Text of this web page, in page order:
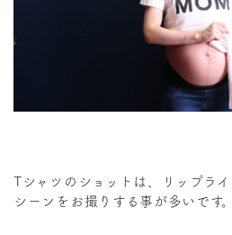
Tシャツのショットは、リップラ
シーンをお撮りする事が多いです。